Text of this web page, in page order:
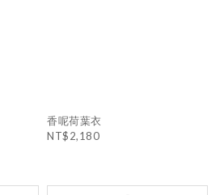
香呢荷葉衣
NT$2,180